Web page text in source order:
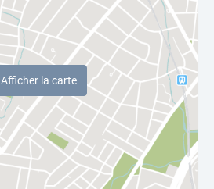
Afficher la carte